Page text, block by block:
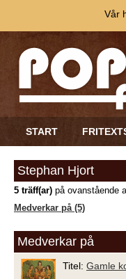
START
Stephan Hjort
5 träff(ar) på ovanstående
Medverkar på (5)
Medverkar på
Titel: Gamle
Vår